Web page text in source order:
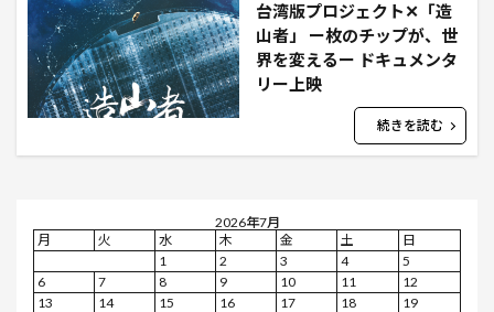
台湾版プロジェクト✕「造
山者」 ー枚のチップが、世
界を変えるー ドキュメンタ
リー上映
続きを読む
2026年7月
月
火 水 木 金 土
日
1
2 3 4
5
6
7 8 9 10 11
12
13
14 15 16 17 18
19